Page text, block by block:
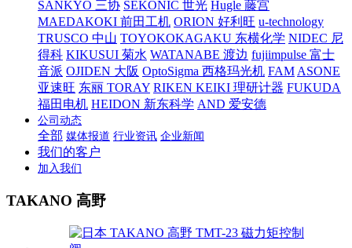
SANKYO 三协 SEKONIC 世光 Hugle 藤宫
MAEDAKOKI 前田工机 ORION 好利旺 u-technology
TRUSCO 中山 TOYOKOKAGAKU 东横化学 NIDEC 尼
得科 KIKUSUI 菊水 WATANABE 渡边 fujiimpulse 富士
音派 OJIDEN 大阪 OptoSigma 西格玛光机 FAM ASONE
亚速旺 东丽 TORAY RIKEN KEIKI 理研计器 FUKUDA
福田电机 HEIDON 新东科学 AND 爱安德
公司动态
全部 媒体报道 行业资讯 企业新闻
我们的客户
加入我们
TAKANO 高野